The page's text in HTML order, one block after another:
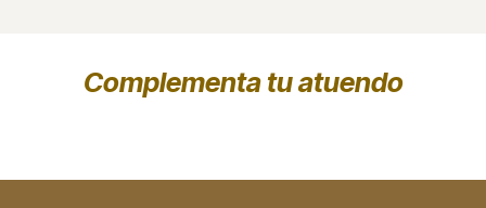
Complementa tu atuendo